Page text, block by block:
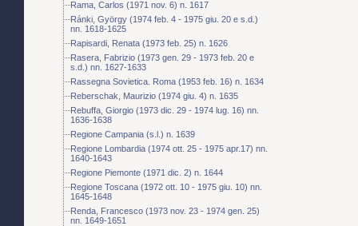
Rama, Carlos (1971 nov. 6) n. 1617
Ránki, György (1974 feb. 4 - 1975 giu. 20 e s.d.)
nn. 1618-1625
Rapisardi, Renata (1973 feb. 25) n. 1626
Rasera, Fabrizio (1973 gen. 29 - 1973 feb. 20 e
s.d.) nn. 1627-1633
Rassegna Sovietica. Roma (1953 feb. 16) n. 1634
Reberschak, Maurizio (1974 giu. 4) n. 1635
Rebuffa, Giorgio (1973 dic. 29 - 1974 lug. 16) nn.
1636-1638
Regione Campania (s.l.) n. 1639
Regione Lombardia (1974 ott. 25 - 1975 apr.17) nn.
1640-1643
Regione Piemonte (1971 dic. 2) n. 1644
Regione Toscana (1972 ott. 10 - 1975 giu. 10) nn.
1645-1648
Renda, Francesco (1973 nov. 23 - 1974 gen. 25)
nn. 1649-1651